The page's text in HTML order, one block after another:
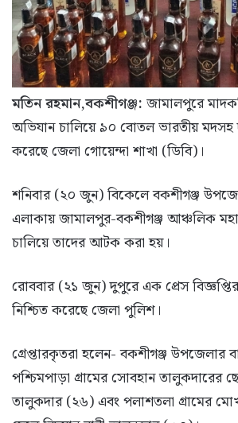
মতিন রহমান,বকশীগঞ্জ: জামালপুরে
অভিযান চালিয়ে ৯০ বোতল ভারতীয় মদসহ
করেছে জেলা গোয়েন্দা শাখা (ডিবি)।
শনিবার (২০ জুন) বিকেলে বকশীগঞ্জ
এলাকায় জামালপুর-বকশীগঞ্জ আঞ্চলিক
চালিয়ে তাদের আটক করা হয়।
রোববার (২১ জুন) দুপুরে এক প্রেস বিজ্ঞপ্তির
নিশ্চিত করেছে জেলা পুলিশ।
গ্রেপ্তারকৃতরা হলেন- বকশীগঞ্জ উপজেলার
পশ্চিমপাড়া গ্রামের সোবহান তালুকদারের
তালুকদার (২৬) এবং পলাশতলা গ্রামের